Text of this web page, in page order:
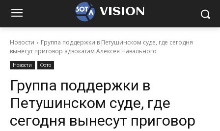
VISION
Новости
Группа поддержки в Петушинском суде, где сегодня
вынесут приговор адвокатам Алексея Навального
Новости Фото
Группа поддержки в
Петушинском суде, где
сегодня вынесут приговор